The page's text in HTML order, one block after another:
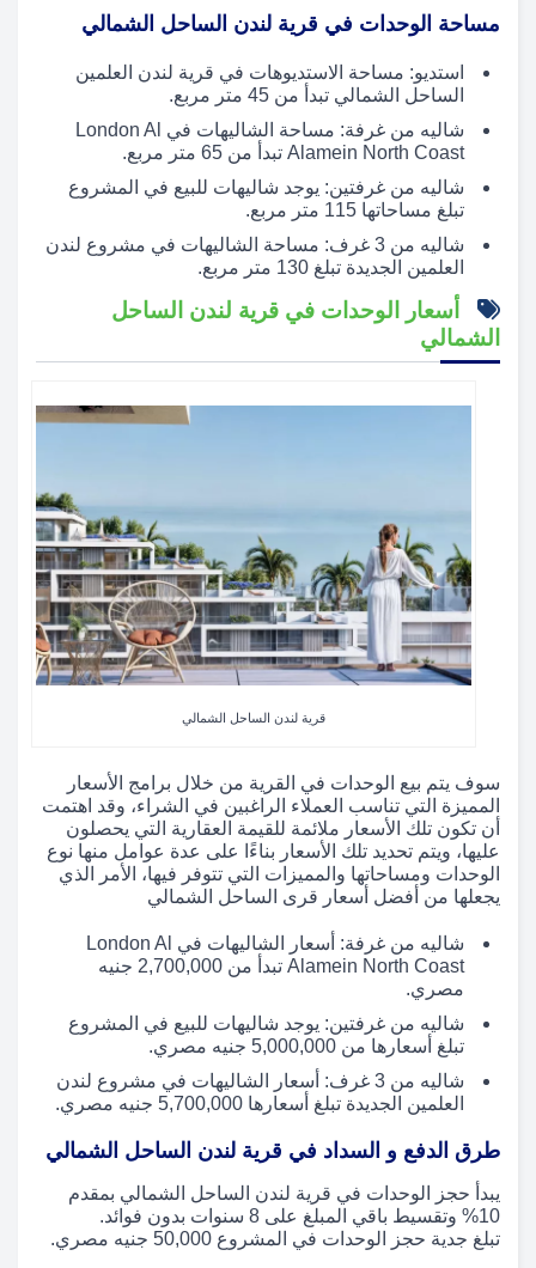
مساحة الوحدات في قرية لندن الساحل الشمالي
استديو: مساحة الاستديوهات في قرية لندن العلمين
الساحل الشمالي تبدأ من 45 متر مربع.
شاليه من غرفة: مساحة الشاليهات في London Al
Alamein North Coast تبدأ من 65 متر مربع.
شاليه من غرفتين: يوجد شاليهات للبيع في المشروع
تبلغ مساحاتها 115 متر مربع.
شاليه من 3 غرف: مساحة الشاليهات في مشروع لندن
العلمين الجديدة تبلغ 130 متر مربع.
أسعار الوحدات في قرية لندن الساحل
الشمالي
قرية لندن الساحل الشمالي
سوف يتم بيع الوحدات في القرية من خلال برامج الأسعار
المميزة التي تناسب العملاء الراغبين في الشراء، وقد اهتمت
أن تكون تلك الأسعار ملائمة للقيمة العقارية التي يحصلون
عليها، ويتم تحديد تلك الأسعار بناءًا على عدة عوامل منها نوع
الوحدات ومساحاتها والمميزات التي تتوفر فيها، الأمر الذي
يجعلها من أفضل أسعار قرى الساحل الشمالي
شاليه من غرفة: أسعار الشاليهات في London Al
Alamein North Coast تبدأ من 2,700,000 جنيه
مصري.
شاليه من غرفتين: يوجد شاليهات للبيع في المشروع
تبلغ أسعارها من 5,000,000 جنيه مصري.
شاليه من 3 غرف: أسعار الشاليهات في مشروع لندن
العلمين الجديدة تبلغ أسعارها 5,700,000 جنيه مصري.
طرق الدفع و السداد في قرية لندن الساحل الشمالي
يبدأ حجز الوحدات في قرية لندن الساحل الشمالي بمقدم
10% وتقسيط باقي المبلغ على 8 سنوات بدون فوائد.
تبلغ جدية حجز الوحدات في المشروع 50,000 جنيه مصري.